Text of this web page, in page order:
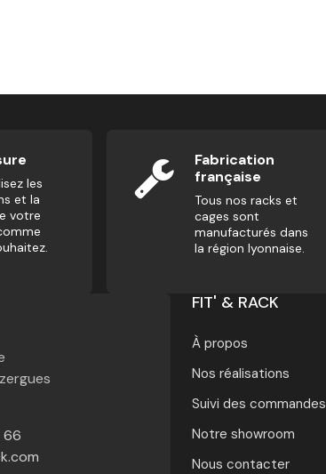
les
et la
votre
Fabrication
française
Tous nos racks et
cages sont
manufacturés dans
la région lyonnaise.
66
FIT' & RACK
À propos
Nos réalisations
Suivi des commandes
Notre showroom
Nous contacter